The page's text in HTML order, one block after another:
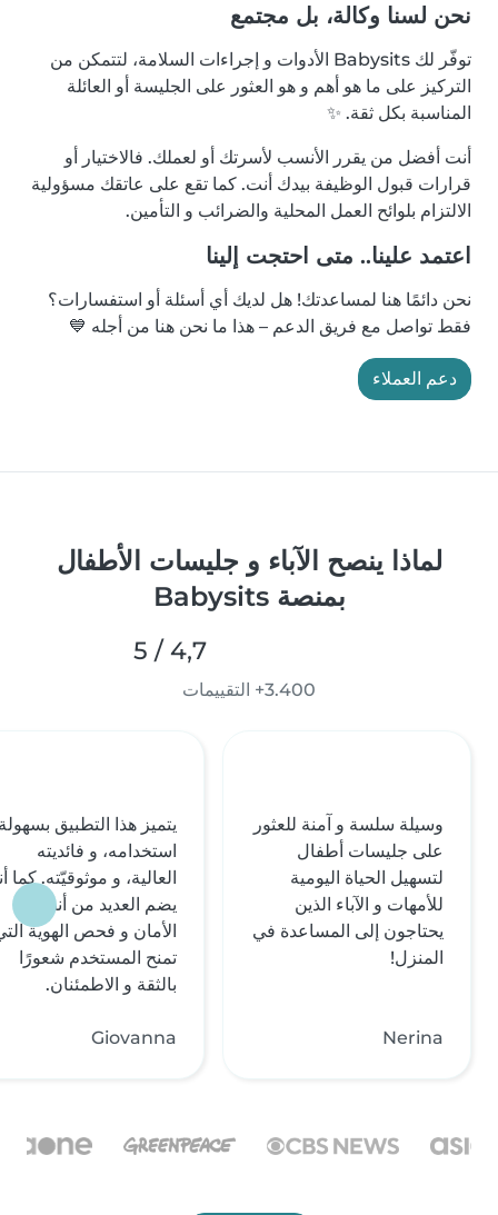
نحن لسنا وكالة، بل مجتمع
توفّر لك Babysits الأدوات و إجراءات السلامة، لتتمكن من
التركيز على ما هو أهم و هو العثور على الجليسة أو العائلة
المناسبة بكل ثقة. ✨
أنت أفضل من يقرر الأنسب لأسرتك أو لعملك. فالاختيار أو
قرارات قبول الوظيفة بيدك أنت. كما تقع على عاتقك مسؤولية
الالتزام بلوائح العمل المحلية والضرائب و التأمين.
اعتمد علينا.. متى احتجت إلينا
نحن دائمًا هنا لمساعدتك! هل لديك أي أسئلة أو استفسارات؟
فقط تواصل مع فريق الدعم – هذا ما نحن هنا من أجله 💙
دعم العملاء
لماذا ينصح الآباء و جليسات الأطفال
بمنصة Babysits
4,7 / 5
3.400+ التقييمات
وسيلة سلسة و آمنة للعثور
على جليسات أطفال
لتسهيل الحياة اليومية
للأمهات و الآباء الذين
يحتاجون إلى المساعدة في
المنزل!
Nerina
يتميز هذا التطبيق
استخدامه، و فائديته
العالية، و موثوقيّته. كما
يضم العديد من أنظمة
الأمان و فحص الهوية
تمنح المستخدم شعورًا
بالثقة و الاطمئنان.
Giovanna